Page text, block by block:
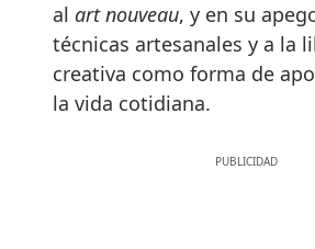
al art nouveau, y en su
técnicas artesanales y a la
creativa como forma de
la vida cotidiana.